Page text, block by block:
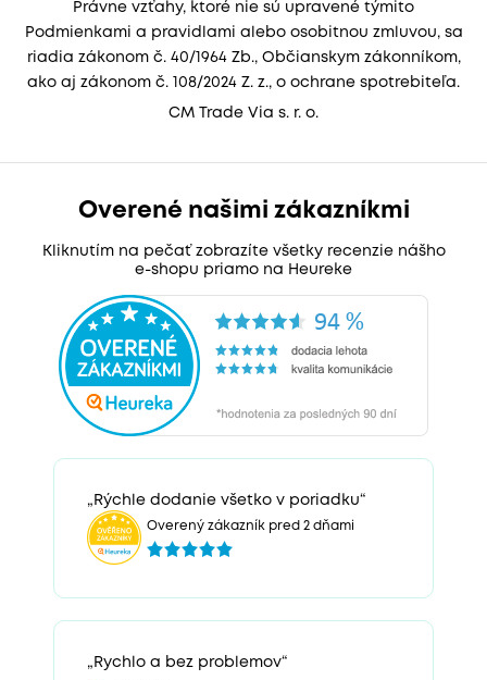
Právne vzťahy, ktoré nie sú upravené týmito
Podmienkami a pravidlami alebo osobitnou zmluvou, sa
riadia zákonom č. 40/1964 Zb., Občianskym zákonníkom,
ako aj zákonom č. 108/2024 Z. z., o ochrane spotrebiteľa.
CM Trade Via s. r. o.
Overené našimi zákazníkmi
Kliknutím na pečať zobrazíte všetky recenzie nášho
e-shopu priamo na Heureke
„Rýchle dodanie všetko v poriadku“
Overený zákazník pred 2 dňami
„Rychlo a bez problemov“